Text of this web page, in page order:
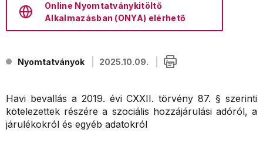
Online Nyomtatványkitöltő
Alkalmazásban (ONYA) elérhető
Nyomtatványok 2025.10.09.
Havi bevallás a 2019. évi CXXII. törvény 87. § szerinti
kötelezettek részére a szociális hozzájárulási adóról, a
járulékokról és egyéb adatokról